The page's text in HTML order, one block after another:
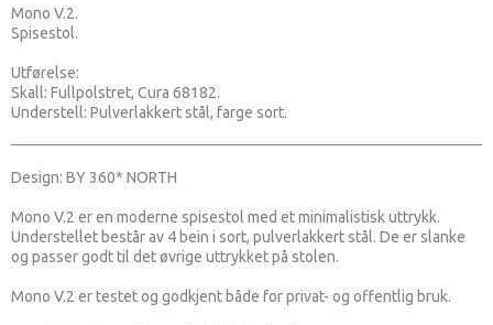
Mono V.2.
Spisestol.
Utførelse:
Skall: Fullpolstret, Cura 68182.
Understell: Pulverlakkert stål, farge sort.
Design: BY 360* NORTH
Mono V.2 er en moderne spisestol med et minimalistisk uttrykk.
Understellet består av 4 bein i sort, pulverlakkert stål. De er slanke
og passer godt til det øvrige uttrykket på stolen.
Mono V.2 er testet og godkjent både for privat- og offentlig bruk.